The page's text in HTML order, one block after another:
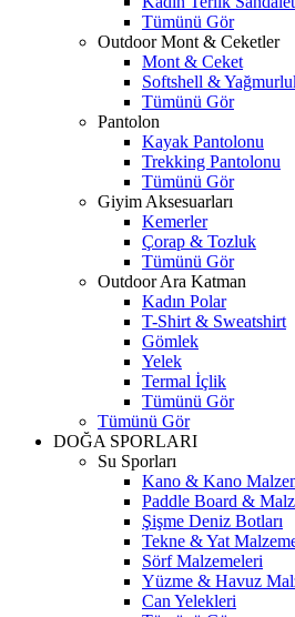
Tümünü Gör
Outdoor Mont & Ceketler
Mont & Ceket
Softshell &
Tümünü Gör
Pantolon
Kayak Pantolonu
Trekking Pantolonu
Tümünü Gör
Giyim Aksesuarları
Kemerler
Çorap & Tozluk
Tümünü Gör
Outdoor Ara Katman
Kadın Polar
T-Shirt & Sweatshirt
Gömlek
Yelek
Termal İçlik
Tümünü Gör
Tümünü Gör
DOĞA SPORLARI
Su Sporları
Kano & Kano
Paddle Board &
Şişme Deniz Botları
Tekne & Yat
Sörf Malzemeleri
Yüzme & Havuz
Can Yelekleri